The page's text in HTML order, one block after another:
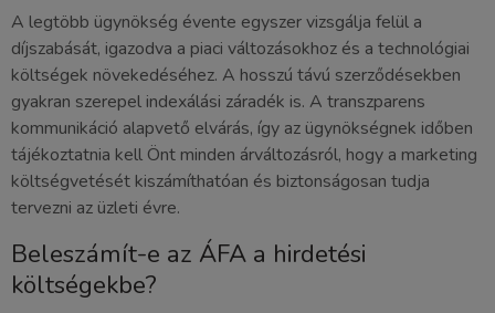
A legtöbb ügynökség évente egyszer vizsgálja felül a
díjszabását, igazodva a piaci változásokhoz és a technológiai
költségek növekedéséhez. A hosszú távú szerződésekben
gyakran szerepel indexálási záradék is. A transzparens
kommunikáció alapvető elvárás, így az ügynökségnek időben
tájékoztatnia kell Önt minden árváltozásról, hogy a marketing
költségvetését kiszámíthatóan és biztonságosan tudja
tervezni az üzleti évre.
Beleszámít-e az ÁFA a hirdetési
költségekbe?